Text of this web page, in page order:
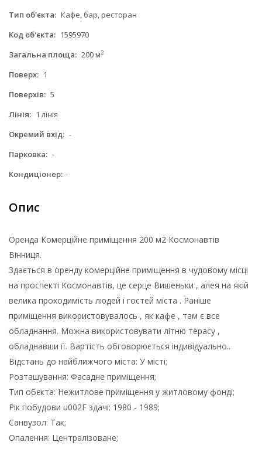
Тип об'єкта: Кафе, бар, ресторан
Код об'єкта: 1595970
Загальна площа: 200 м2
Поверх: 1
Поверхів: 5
Лінія: 1 лінія
Окремий вхід: -
Парковка: -
Кондиціонер: -
Опис
Оренда Комерційне приміщення 200 м2 Космонавтів
Вінниця.
Здається в оренду комерційне приміщення в чудовому місці
на проспекті Космонавтів, це серце Вишеньки , алея на якій
велика проходимість людей і гостей міста . Раніше
приміщення використовувалось , як кафе , там є все
обладнання. Можна використовувати літню терасу ,
обладнавши її. Вартість обговорюється індивідуально..
Відстань до найближчого міста: У місті;
Розташування: Фасадне приміщення;
Тип обєкта: Нежитлове приміщення у житловому фонді;
Рік побудови u002F здачі: 1980 - 1989;
Cанвузол: Так;
Опалення: Централізоване;